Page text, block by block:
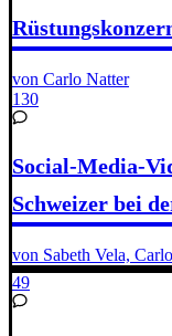
von Carlo Natter
130
Social-Media-
Schweizer bei
von Sabeth Vela,
49